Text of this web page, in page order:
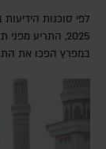
לפי סוכנות
2025, התריע
במפרץ הפכו את